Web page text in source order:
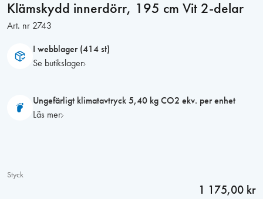
Klämskydd innerdörr, 195 cm Vit 2-delar
Art. nr 2743
I webblager (414 st)
Se butikslager
Ungefärligt klimatavtryck 5,40 kg CO2 ekv. per enhet
Läs mer
Styck
1 175,00 kr